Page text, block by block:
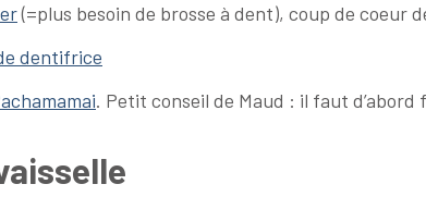
(=plus besoin de brosse à dent), coup de coeur
dentifrice
. Petit conseil de Maud : il faut